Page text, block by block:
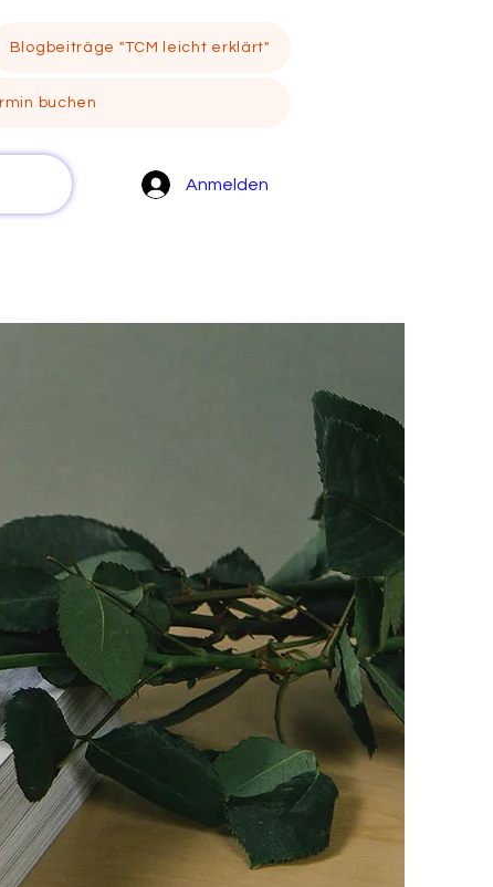
Blogbeiträge "TCM leicht erklärt"
buchen
Anmelden